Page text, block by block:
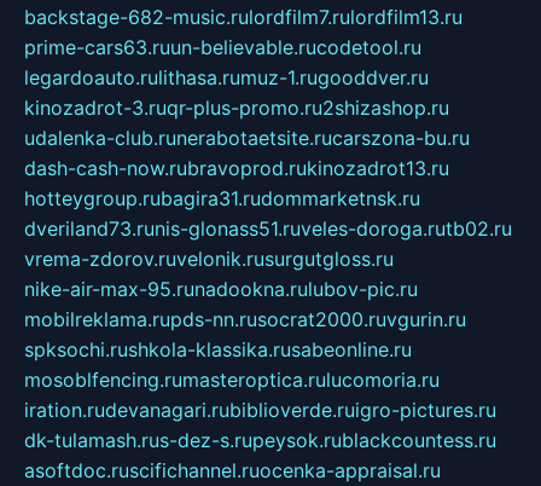
backstage-682-music.rulordfilm7.rulordfilm13.ru
prime-cars63.ruun-believable.rucodetool.ru
legardoauto.rulithasa.rumuz-1.rugooddver.ru
kinozadrot-3.ruqr-plus-promo.ru2shizashop.ru
udalenka-club.runerabotaetsite.rucarszona-bu.ru
dash-cash-now.rubravoprod.rukinozadrot13.ru
hotteygroup.rubagira31.rudommarketnsk.ru
dveriland73.runis-glonass51.ruveles-doroga.rutb02.ru
vrema-zdorov.ruvelonik.rusurgutgloss.ru
nike-air-max-95.runadookna.rulubov-pic.ru
mobilreklama.rupds-nn.rusocrat2000.ruvgurin.ru
spksochi.rushkola-klassika.rusabeonline.ru
mosoblfencing.rumasteroptica.rulucomoria.ru
iration.rudevanagari.rubiblioverde.ruigro-pictures.ru
dk-tulamash.rus-dez-s.rupeysok.rublackcountess.ru
asoftdoc.ruscifichannel.ruocenka-appraisal.ru